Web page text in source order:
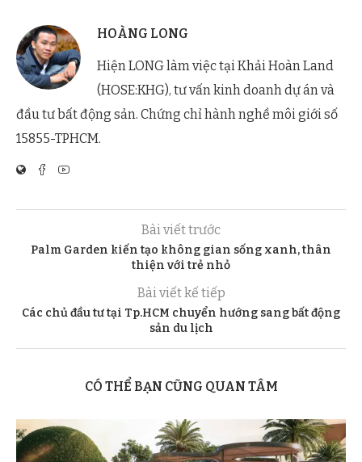
HOÀNG LONG
Hiện LONG làm việc tại Khải Hoàn Land
(HOSE:KHG), tư vấn kinh doanh dự án và
đầu tư bất động sản. Chứng chỉ hành nghề môi giới số
15855-TPHCM.
Bài viết trước
Palm Garden kiến tạo không gian sống xanh, thân
thiện với trẻ nhỏ
Bài viết kế tiếp
Các chủ đầu tư tại Tp.HCM chuyển hướng sang bất động
sản du lịch
CÓ THỂ BẠN CŨNG QUAN TÂM